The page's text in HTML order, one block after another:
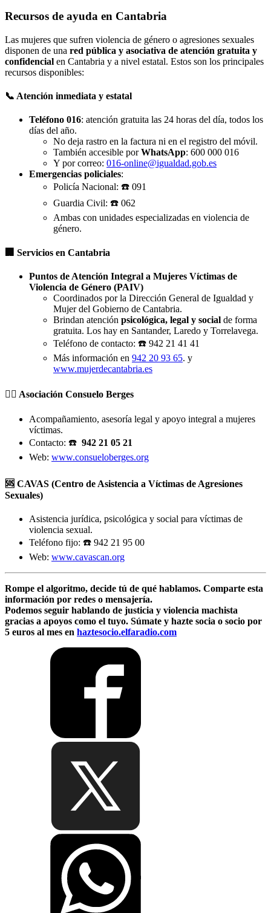
Recursos de ayuda en Cantabria
Las mujeres que sufren violencia de género o agresiones sexuales
disponen de una red pública y asociativa de atención gratuita y
confidencial en Cantabria y a nivel estatal. Estos son los principales
recursos disponibles:
📞 Atención inmediata y estatal
Teléfono 016: atención gratuita las 24 horas del día, todos los
días del año.
No deja rastro en la factura ni en el registro del móvil.
También accesible porWhatsApp: 600 000 016
Y por correo: 016-online@igualdad.gob.es
Emergencias policiales:
Policía Nacional: ☎️ 091
Guardia Civil: ☎️ 062
Ambas con unidades especializadas en violencia de
género.
🏢 Servicios en Cantabria
Puntos de Atención Integral a Mujeres Víctimas de
Violencia de Género (PAIV)
Coordinados por la Dirección General de Igualdad y
Mujer del Gobierno de Cantabria.
Brindan atención psicológica, legal y social de forma
gratuita. Los hay en Santander, Laredo y Torrelavega.
Teléfono de contacto: ☎️ 942 21 41 41
Más información en 942 20 93 65. y
www.mujerdecantabria.es
🧑‍⚖️ Asociación Consuelo Berges
Acompañamiento, asesoría legal y apoyo integral a mujeres
víctimas.
Contacto: ☎️ 942 21 05 21
Web: www.consueloberges.org
🆘 CAVAS (Centro de Asistencia a Víctimas de Agresiones
Sexuales)
Asistencia jurídica, psicológica y social para víctimas de
violencia sexual.
Teléfono fijo: ☎️ 942 21 95 00
Web: www.cavascan.org
Rompe el algoritmo, decide tú de qué hablamos. Comparte esta
información por redes o mensajería.
Podemos seguir hablando de justicia y violencia machista
gracias a apoyos como el tuyo. Súmate y hazte socia o socio por
5 euros al mes en haztesocio.elfaradio.com